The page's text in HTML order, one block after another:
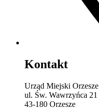
Kontakt
Urząd Miejski Orzesze
ul. Św. Wawrzyńca 21
43-180 Orzesze